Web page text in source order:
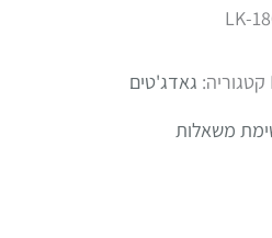
קטגוריה: גאדג'טים
משאלות